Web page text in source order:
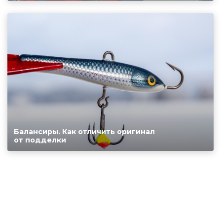
Балансиры. Как отличить оригинал
от подделки